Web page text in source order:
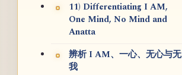
11) Differentiating I AM,
One Mind, No Mind and
Anatta
辨析 I AM、一心、无心与无
我